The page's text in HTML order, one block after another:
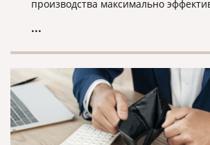
производства максимально
...